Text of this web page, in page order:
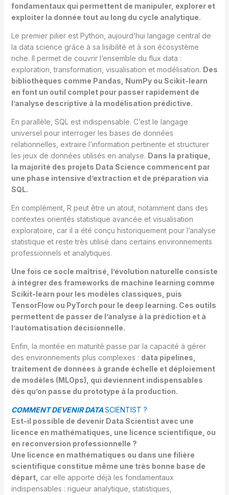
fondamentaux qui permettent de manipuler, explorer et
exploiter la donnée tout au long du cycle analytique.
Le premier pilier est Python, aujourd’hui langage central de
la data science grâce à sa lisibilité et à son écosystème
riche. Il permet de couvrir l’ensemble du flux data :
exploration, transformation, visualisation et modélisation. Des
bibliothèques comme Pandas, NumPy ou Scikit-learn
en font un outil complet pour passer rapidement de
l’analyse descriptive à la modélisation prédictive.
En parallèle, SQL est indispensable. C’est le langage
universel pour interroger les bases de données
relationnelles, extraire l’information pertinente et structurer
les jeux de données utilisés en analyse. Dans la pratique,
la majorité des projets Data Science commencent par
une phase intensive d’extraction et de préparation via
SQL.
En complément, R peut être un atout, notamment dans des
contextes orientés statistique avancée et visualisation
exploratoire, car il a été conçu historiquement pour l’analyse
statistique et reste très utilisé dans certains environnements
professionnels et analytiques.
Une fois ce socle maîtrisé, l’évolution naturelle consiste
à intégrer des frameworks de machine learning comme
Scikit-learn pour les modèles classiques, puis
TensorFlow ou PyTorch pour le deep learning. Ces outils
permettent de passer de l’analyse à la prédiction et à
l’automatisation décisionnelle.
Enfin, la montée en maturité passe par la capacité à gérer
des environnements plus complexes : data pipelines,
traitement de données à grande échelle et déploiement
de modèles (MLOps), qui deviennent indispensables
dès qu’on passe du prototype à la production.
COMMENT DEVENIR DATASCIENTIST ?
Est-il possible de devenir Data Scientist avec une
licence en mathématiques, une licence scientifique, ou
en reconversion professionnelle ?
Une licence en mathématiques ou dans une filière
scientifique constitue même une très bonne base de
départ, car elle apporte déjà les fondamentaux
indispensables : rigueur analytique, statistiques,